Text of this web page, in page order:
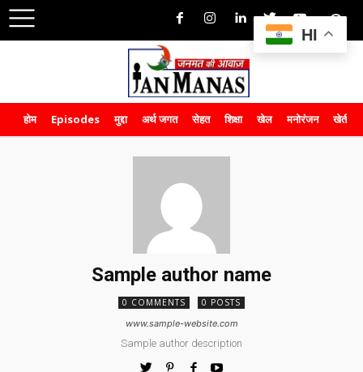
होम Episodes मुद्दा अर्थ जगत सेहत शिक्षा खेल मनोरंजन खेती-
Sample author name
0 COMMENTS
0 POSTS
www.sample-website.com
Sample author description
HI